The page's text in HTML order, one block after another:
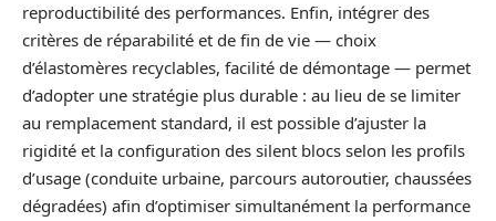
reproductibilité des performances. Enfin, intégrer des
critères de réparabilité et de fin de vie — choix
d’élastomères recyclables, facilité de démontage — permet
d’adopter une stratégie plus durable : au lieu de se limiter
au remplacement standard, il est possible d’ajuster la
rigidité et la configuration des silent blocs selon les profils
d’usage (conduite urbaine, parcours autoroutier, chaussées
dégradées) afin d’optimiser simultanément la performance